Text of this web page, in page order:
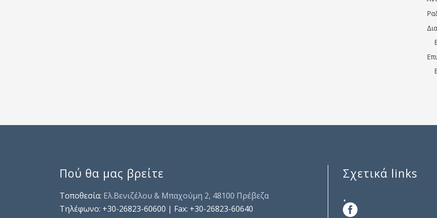
Πού θα μας βρείτε
Τοποθεσία: Ελ.Βενιζέλου & Μπαχούμη 2, 48100 Πρέβεζα
Τηλέφωνo: +30-26823-60600 | Fax: +30-26823-60640
Σχετικά links
.